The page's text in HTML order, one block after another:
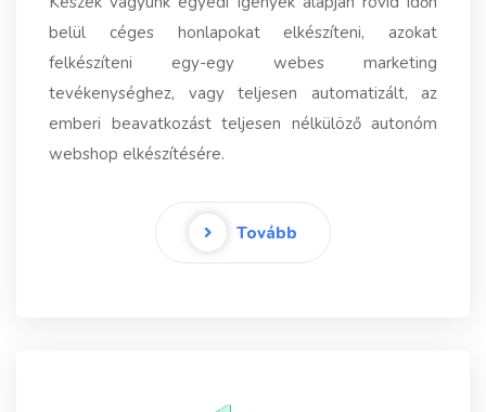
belül céges honlapokat elkészíteni, azokat
felkészíteni egy-egy webes marketing
tevékenységhez, vagy teljesen automatizált, az
emberi beavatkozást teljesen nélkülöző autonóm
webshop elkészítésére.
Tovább